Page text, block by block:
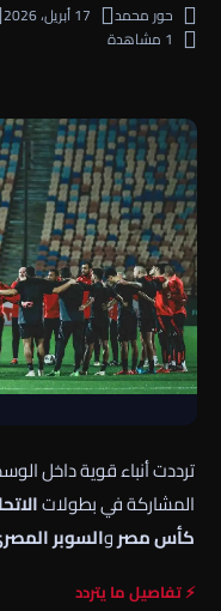
حور محمد 17 أبريل، 2026
1 مشاهدة
ترددت أنباء قوية داخل
المشاركة في بطولات
كأس مصروالسوبر
⚡ تفاصيل ما يتردد